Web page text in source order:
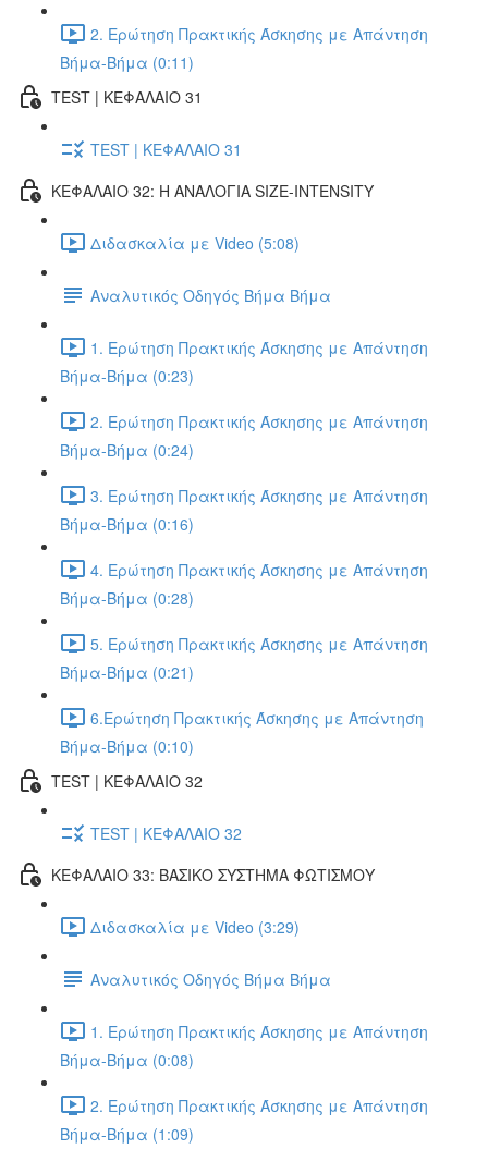
2. Ερώτηση Πρακτικής Άσκησης με Απάντηση
Βήμα-Βήμα (0:11)
TEST | ΚΕΦΑΛΑΙΟ 31
TEST | ΚΕΦΑΛΑΙΟ 31
ΚΕΦΑΛΑΙΟ 32: Η ΑΝΑΛΟΓΙΑ SIZE-INTENSITY
Διδασκαλία με Video (5:08)
Αναλυτικός Οδηγός Βήμα Βήμα
1. Ερώτηση Πρακτικής Άσκησης με Απάντηση
Βήμα-Βήμα (0:23)
2. Ερώτηση Πρακτικής Άσκησης με Απάντηση
Βήμα-Βήμα (0:24)
3. Ερώτηση Πρακτικής Άσκησης με Απάντηση
Βήμα-Βήμα (0:16)
4. Ερώτηση Πρακτικής Άσκησης με Απάντηση
Βήμα-Βήμα (0:28)
5. Ερώτηση Πρακτικής Άσκησης με Απάντηση
Βήμα-Βήμα (0:21)
6.Ερώτηση Πρακτικής Άσκησης με Απάντηση
Βήμα-Βήμα (0:10)
TEST | ΚΕΦΑΛΑΙΟ 32
TEST | ΚΕΦΑΛΑΙΟ 32
ΚΕΦΑΛΑΙΟ 33: ΒΑΣΙΚΟ ΣΥΣΤΗΜΑ ΦΩΤΙΣΜΟΥ
Διδασκαλία με Video (3:29)
Αναλυτικός Οδηγός Βήμα Βήμα
1. Ερώτηση Πρακτικής Άσκησης με Απάντηση
Βήμα-Βήμα (0:08)
2. Ερώτηση Πρακτικής Άσκησης με Απάντηση
Βήμα-Βήμα (1:09)